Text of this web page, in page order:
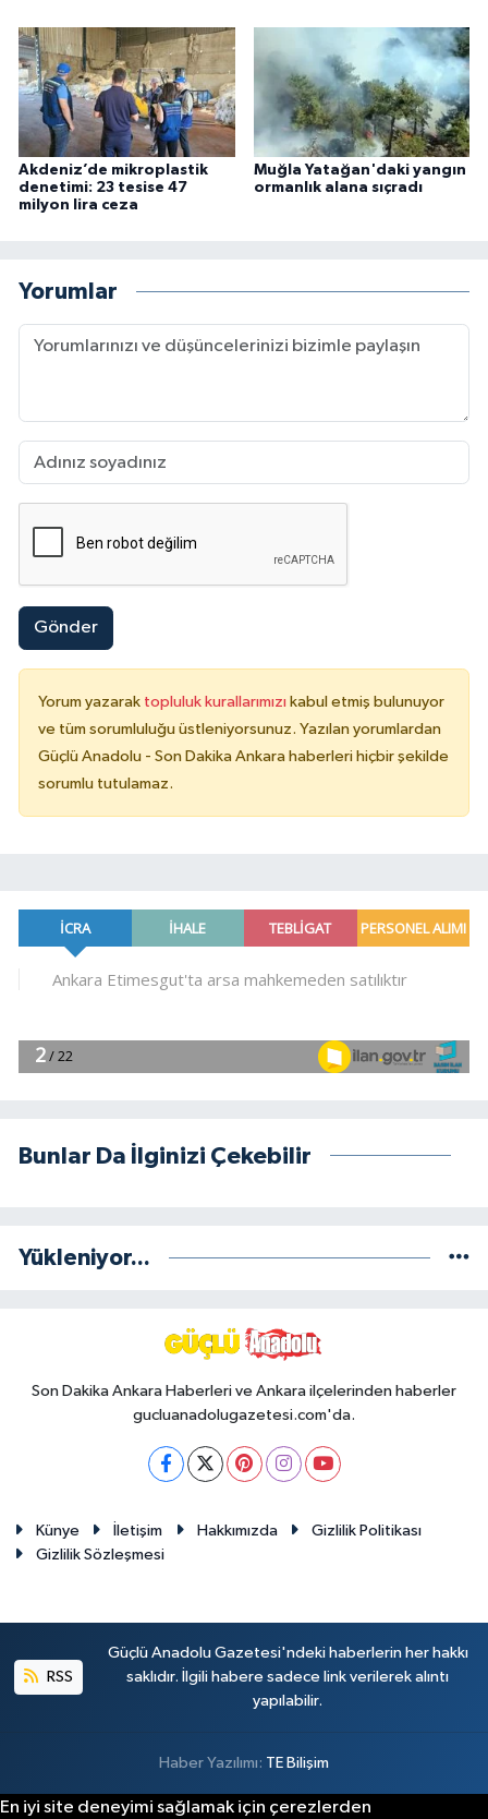
Akdeniz’de mikroplastik
denetimi: 23 tesise 47
milyon lira ceza
Muğla Yatağan'daki yangın
ormanlık alana sıçradı
Yorumlar
Gönder
Yorum yazarak topluluk kurallarımızı kabul etmiş bulunuyor
ve tüm sorumluluğu üstleniyorsunuz. Yazılan yorumlardan
Güçlü Anadolu - Son Dakika Ankara haberleri hiçbir şekilde
sorumlu tutulamaz.
Bunlar Da İlginizi Çekebilir
Yükleniyor...
Son Dakika Ankara Haberleri ve Ankara ilçelerinden haberler
gucluanadolugazetesi.com'da.
Künye İletişim Hakkımızda
Gizlilik Politikası
Gizlilik Sözleşmesi
RSS
Güçlü Anadolu Gazetesi'ndeki haberlerin her hakkı
saklıdır. İlgili habere sadece link verilerek alıntı
yapılabilir.
Haber Yazılımı: TE Bilişim
En iyi site deneyimi sağlamak için çerezlerden